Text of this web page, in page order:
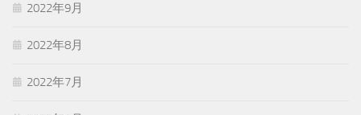
2022年9月
2022年8月
2022年7月